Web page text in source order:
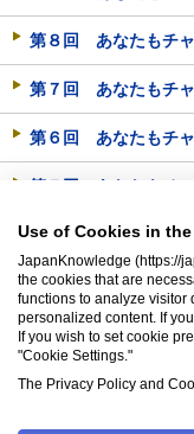
第８回 あなたもチ
第７回 あなたもチ
第６回 あなたもチ
第５回 あなたもチ
第４回 あなたもチ
第３回 あなたもチ
第２回 地名に見え
第１回 出羽国の歌名
Use of Cookies in
JapanKnowledge (https://
the cookies that are
functions to analyze visitor
personalized content. If
If you wish to set cookie
"Cookie Settings."
The Privacy Policy and